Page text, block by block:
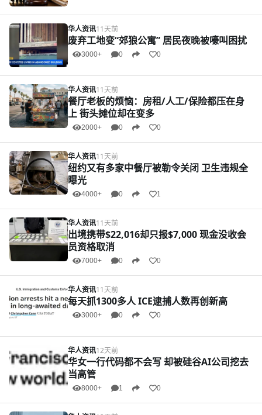
华人资讯11天前
废弃工地变“郊狼公寓” 居民夜晚被嚎叫困扰
3000+ 0 0
华人资讯11天前
餐厅老板的烦恼：房租/人工/保险都压在身
上 街头摊位却在变多
2000+ 0 0
华人资讯11天前
纽约又有多家中餐厅被勒令关闭 卫生违规全
曝光
4000+ 0 1
华人资讯11天前
出境携带$22,016却只报$7,000 现金没收会
员资格取消
7000+ 0 0
华人资讯11天前
每天抓1300多人 ICE逮捕人数再创新高
3000+ 0 0
华人资讯12天前
华女一行代码都不会写 却被硅谷AI公司挖去
当高管
8000+ 1 0